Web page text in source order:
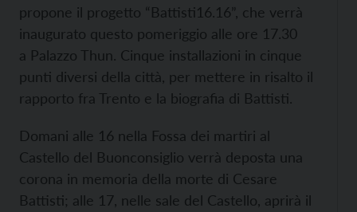
propone il progetto “Battisti16.16”, che verrà
inaugurato questo pomeriggio alle ore 17.30
a Palazzo Thun. Cinque installazioni in cinque
punti diversi della città, per mettere in risalto il
rapporto fra Trento e la biografia di Battisti.
Domani alle 16 nella Fossa dei martiri al
Castello del Buonconsiglio verrà deposta una
corona in memoria della morte di Cesare
Battisti; alle 17, nelle sale del Castello, aprirà il